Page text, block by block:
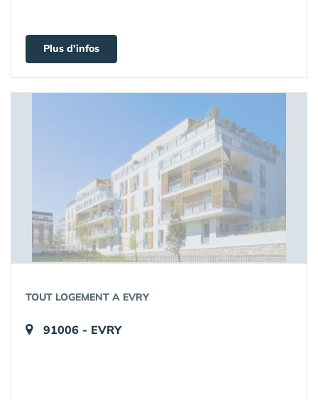
Plus d'infos
TOUT LOGEMENT A EVRY
91006 - EVRY